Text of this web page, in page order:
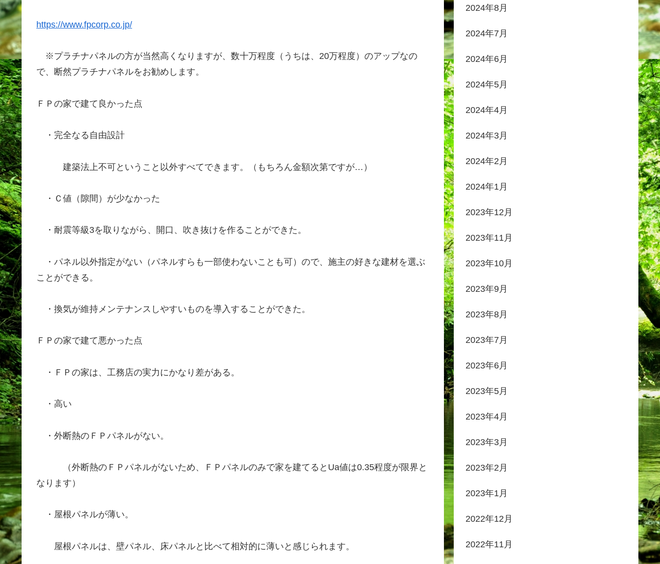
https://www.fpcorp.co.jp/
※プラチナパネルの方が当然高くなりますが、数十万程度（うちは、20万程度）のアップなの
で、断然プラチナパネルをお勧めします。
ＦＰの家で建て良かった点
・完全なる自由設計
建築法上不可ということ以外すべてできます。（もちろん金額次第ですが…）
・Ｃ値（隙間）が少なかった
・耐震等級3を取りながら、開口、吹き抜けを作ることができた。
・パネル以外指定がない（パネルすらも一部使わないことも可）ので、施主の好きな建材を選ぶ
ことができる。
・換気が維持メンテナンスしやすいものを導入することができた。
ＦＰの家で建て悪かった点
・ＦＰの家は、工務店の実力にかなり差がある。
・高い
・外断熱のＦＰパネルがない。
（外断熱のＦＰパネルがないため、ＦＰパネルのみで家を建てるとUa値は0.35程度が限界と
なります）
・屋根パネルが薄い。
屋根パネルは、壁パネル、床パネルと比べて相対的に薄いと感じられます。
2024年8月
2024年7月
2024年6月
2024年5月
2024年4月
2024年3月
2024年2月
2024年1月
2023年12月
2023年11月
2023年10月
2023年9月
2023年8月
2023年7月
2023年6月
2023年5月
2023年4月
2023年3月
2023年2月
2023年1月
2022年12月
2022年11月